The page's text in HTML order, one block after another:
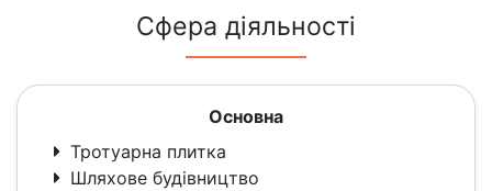
Сфера діяльності
Основна
Тротуарна плитка
Шляхове будівництво